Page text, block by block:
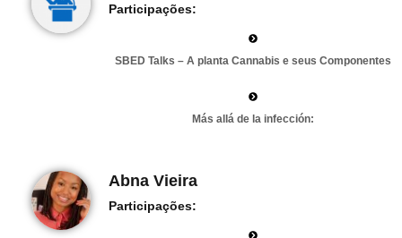
Participações:
SBED Talks – A planta Cannabis e seus Componentes
Más allá de la infección:
Abna Vieira
Participações: